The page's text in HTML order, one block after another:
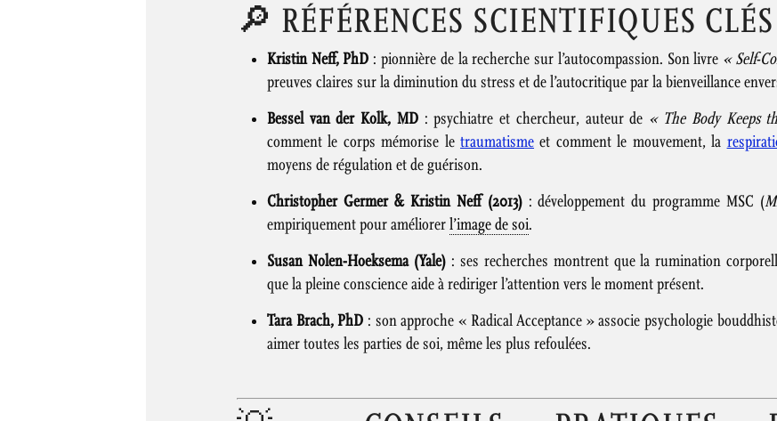
🔎 RÉFÉRENCES SCIENTIFIQUES CLÉS
Kristin Neff, PhD : pionnière de la recherche sur l’autocompassion. Son livre « Self-
preuves claires sur la diminution du stress et de l’autocritique par la bienveillance
Bessel van der Kolk, MD: psychiatre et chercheur, auteur de « The Body Keeps
comment le corps mémorise letraumatisme et comment le mouvement, la
moyens de régulation et de guérison.
Christopher Germer & Kristin Neff (2013): développement du programme MSC (
empiriquement pour améliorerl’image de soi.
Susan Nolen-Hoeksema (Yale): ses recherches montrent que la rumination
que la pleine conscience aide à rediriger l’attention vers le moment présent.
Tara Brach, PhD : son approche « Radical Acceptance » associe psychologie
aimer toutes les parties de soi, même les plus refoulées.